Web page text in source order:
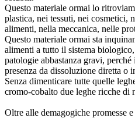
Questo materiale ormai lo
plastica, nei tessuti, nei cosmetici,
alimenti, nella meccanica, nelle
Questo materiale ormai sta
alimenti a tutto il sistema
patologie abbastanza gravi,
presenza da dissoluzione diretta o
Senza dimenticare tutte quelle
cromo-cobalto due leghe ricche di
Oltre alle demagogiche promesse